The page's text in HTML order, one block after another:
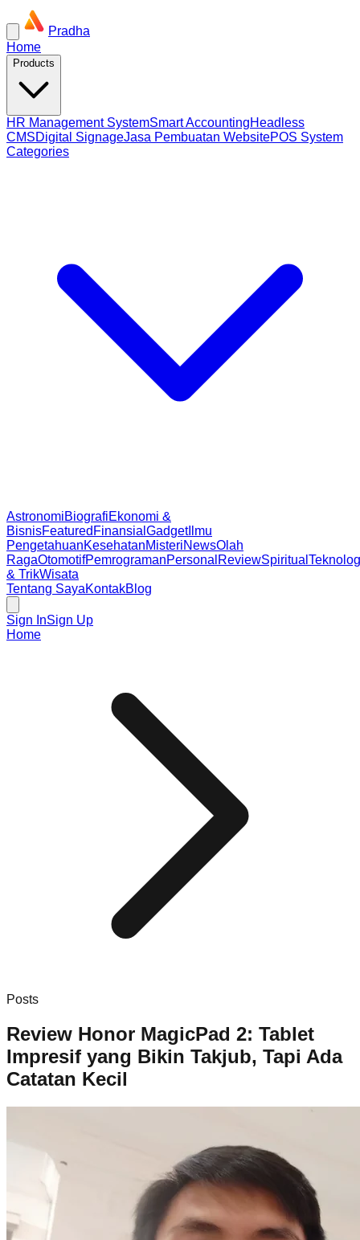
Pradha
Home
Products
HR Management SystemSmart AccountingHeadless
CMSDigital SignageJasa Pembuatan WebsitePOS System
Categories
AstronomiBiografiEkonomi &
BisnisFeatured Finansial GadgetIlmu
PengetahuanKesehatanMisteriNewsOlah
RagaOtomotifPemrogramanPersonal ReviewSpiritual
& TrikWisata
Tentang SayaKontakBlog
Sign InSign Up
Home
Posts
Review Honor MagicPad 2: Tablet
Impresif yang Bikin Takjub, Tapi Ada
Catatan Kecil